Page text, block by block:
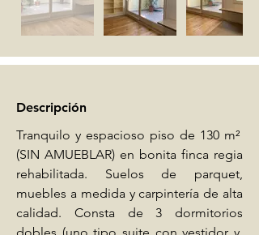
Descripción
Tranquilo y espacioso piso de 130 m²
(SIN AMUEBLAR) en bonita finca regia
rehabilitada. Suelos de parquet,
muebles a medida y carpintería de alta
calidad. Consta de 3 dormitorios